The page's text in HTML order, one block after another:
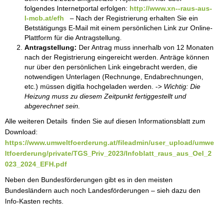
folgendes Internetportal erfolgen: http://www.xn--raus-aus-
l-mcb.at/efh – Nach der Registrierung erhalten Sie ein
Betstätigungs E-Mail mit einem persönlichen Link zur Online-
Plattform für die Antragstellung.
Antragstellung: Der Antrag muss innerhalb von 12 Monaten
nach der Registrierung eingereicht werden. Anträge können
nur über den persönlichen Link eingebracht werden, die
notwendigen Unterlagen (Rechnunge, Endabrechnungen,
etc.) müssen digitla hochgeladen werden. -> Wichtig: Die
Heizung muss zu diesem Zeitpunkt fertiggestellt und
abgerechnet sein.
Alle weiteren Details finden Sie auf diesen Informationsblatt zum
Download:
https://www.umweltfoerderung.at/fileadmin/user_upload/umwe
ltfoerderung/private/TGS_Priv_2023/Infoblatt_raus_aus_Oel_2
023_2024_EFH.pdf
Neben den Bundesförderungen gibt es in den meisten
Bundesländern auch noch Landesförderungen – sieh dazu den
Info-Kasten rechts.